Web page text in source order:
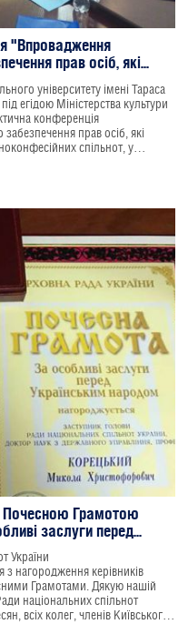
"Впровадження
прав осіб, які...
університету імені Тараса
егідою Міністерства культури
конференція
прав осіб, які
спільнот, у
науковців, державних
з питань оновлення
з метою утвердження
забезпечення прав
до стандартів країн
України.
Грамотою
заслуги перед...
України
нагородження керівників
Грамотами. Дякую нашій
національних спільнот
всіх колег, членів Київського